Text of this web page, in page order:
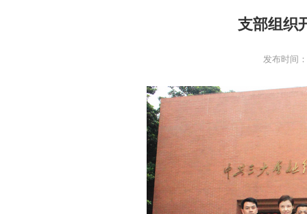
支部组织
发布时间